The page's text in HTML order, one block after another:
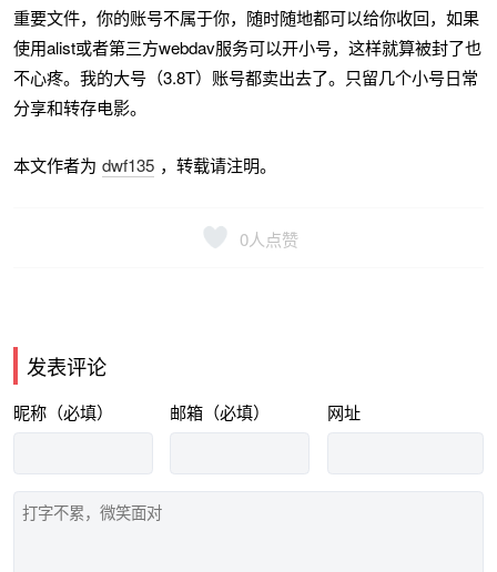
重要文件，你的账号不属于你，随时随地都可以给你收回，如果
使用alist或者第三方webdav服务可以开小号，这样就算被封了也
不心疼。我的大号（3.8T）账号都卖出去了。只留几个小号日常
分享和转存电影。
本文作者为 dwf135 ，转载请注明。
0人点赞
发表评论
昵称（必填） 邮箱（必填） 网址